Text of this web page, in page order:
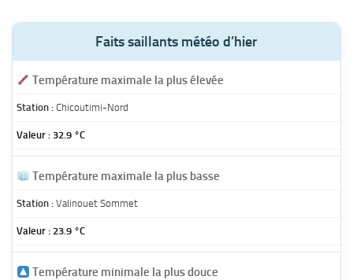
Faits saillants météo d’hier
Température maximale la plus élevée
Chicoutimi-Nord
32.9 °C
Température maximale la plus basse
Valinouet Sommet
23.9 °C
Température minimale la plus douce